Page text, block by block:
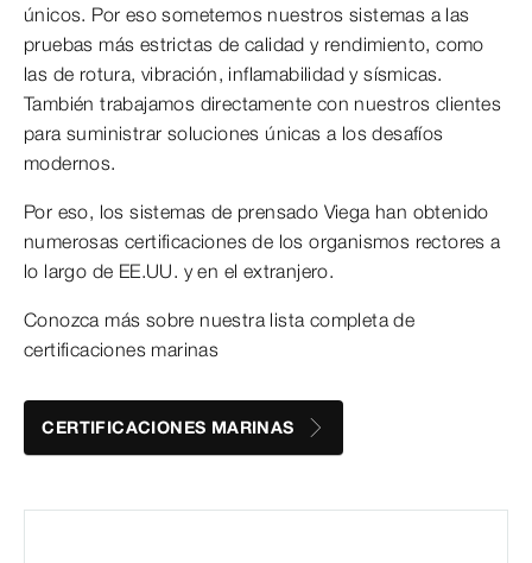
únicos. Por eso sometemos nuestros sistemas a las
pruebas más estrictas de calidad y rendimiento, como
las de rotura, vibración, inflamabilidad y sísmicas.
También trabajamos directamente con nuestros clientes
para suministrar soluciones únicas a los desafíos
modernos.
Por eso, los sistemas de prensado Viega han obtenido
numerosas certificaciones de los organismos rectores a
lo largo de EE.UU. y en el extranjero.
Conozca más sobre nuestra lista completa de
certificaciones marinas
CERTIFICACIONES MARINAS